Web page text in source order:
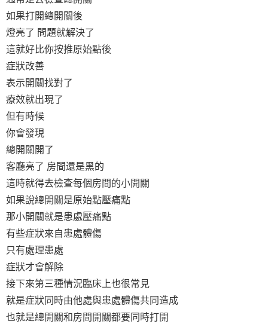
如果打開總開關後
燈亮了 問題就解決了
這就好比你按推原始點後
症狀改善
表示開關找對了
療效就出現了
但有時候
你會發現
總開關開了
客廳亮了 房間還是黑的
這時就得去檢查每個房間的小開關
如果說總開關是原始點壓痛點
那小開關就是患處壓痛點
有些症狀來自患處體傷
只有處理患處
症狀才會解除
接下來第三種情況臨床上也很常見
就是症狀同時由他處與患處體傷共同造成
也就是總開關和房間開關都要同時打開